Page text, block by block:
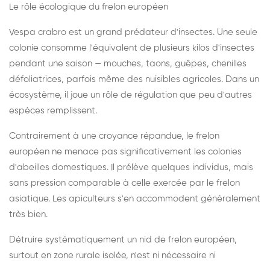
Le rôle écologique du frelon européen
Vespa crabro est un grand prédateur d'insectes. Une seule
colonie consomme l'équivalent de plusieurs kilos d'insectes
pendant une saison — mouches, taons, guêpes, chenilles
défoliatrices, parfois même des nuisibles agricoles. Dans un
écosystème, il joue un rôle de régulation que peu d'autres
espèces remplissent.
Contrairement à une croyance répandue, le frelon
européen ne menace pas significativement les colonies
d'abeilles domestiques. Il prélève quelques individus, mais
sans pression comparable à celle exercée par le frelon
asiatique. Les apiculteurs s'en accommodent généralement
très bien.
Détruire systématiquement un nid de frelon européen,
surtout en zone rurale isolée, n'est ni nécessaire ni